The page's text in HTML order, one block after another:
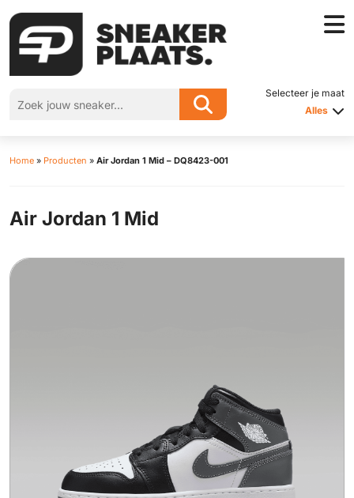
Selecteer je maat
Alles
Home » Producten » Air Jordan 1 Mid – DQ8423-001
Air Jordan 1 Mid